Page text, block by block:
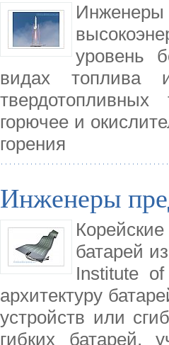
уровень
видах топлива
горючее и
горения
Инженеры
батарей
Institute
архитектуру
устройств или
гибких батарей,